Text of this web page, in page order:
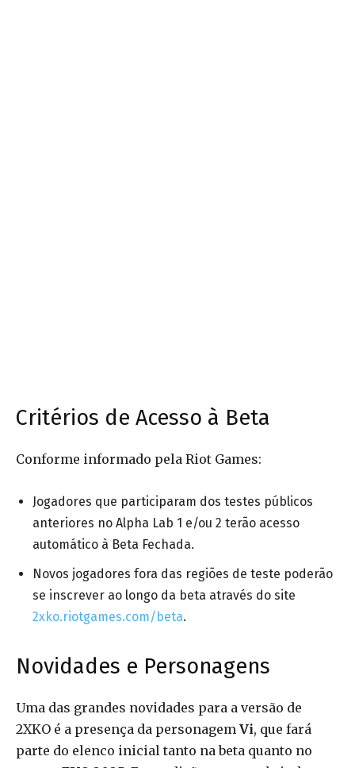
Critérios de Acesso à Beta
Conforme informado pela Riot Games:
Jogadores que participaram dos testes públicos
anteriores no Alpha Lab 1 e/ou 2 terão acesso
automático à Beta Fechada.
Novos jogadores fora das regiões de teste poderão
se inscrever ao longo da beta através do site
2xko.riotgames.com/beta.
Novidades e Personagens
Uma das grandes novidades para a versão de
2XKO é a presença da personagem Vi, que fará
parte do elenco inicial tanto na beta quanto no